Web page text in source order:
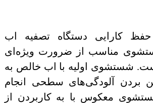
کارایی دستگاه تصفیه اب
مناسب از ضرورت ویژه‌ای
شستشوی اولیه با اب خالص به
بردن آلودگی‌های سطحی انجام
معکوس با به کاربردن از